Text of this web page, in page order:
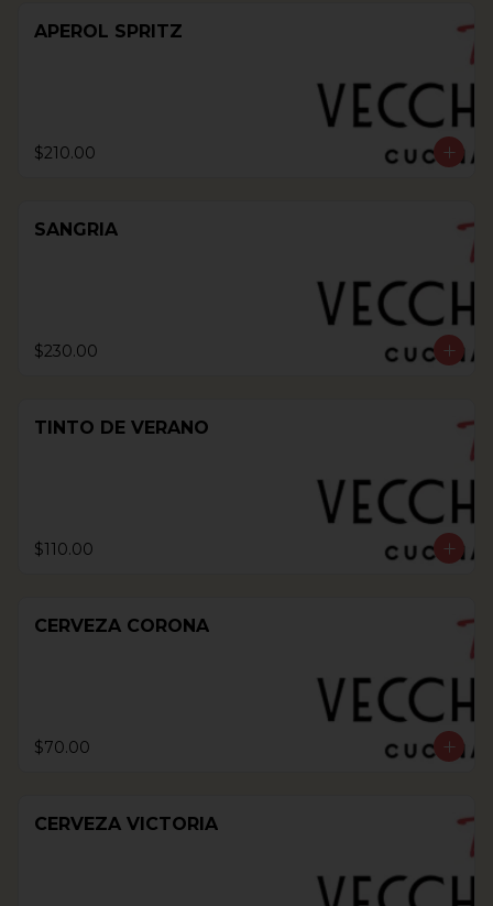
APEROL SPRITZ
$210.00
SANGRIA
$230.00
TINTO DE VERANO
$110.00
CERVEZA CORONA
$70.00
CERVEZA VICTORIA